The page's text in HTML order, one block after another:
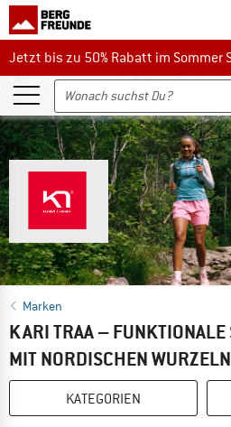
Jetzt bis zu 50% Rabatt im Sommer
Jetzt bis zu 50% Rabatt im Sommer
Marken
KARI TRAA –
MIT NORDISCHEN WURZELN
KATEGORIEN